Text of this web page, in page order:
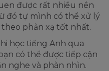
được rất nhiều nền
đó tự mình có thể xử lý
phản xạ tốt nhất.
học tiếng Anh qua
có thể được tiếp cận
nghe và phàn nhìn.